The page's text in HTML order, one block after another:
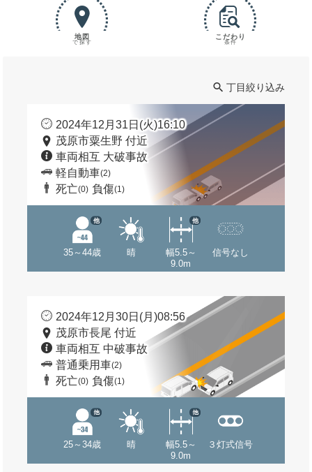
地図
で探す
こだわり
条件
丁目絞り込み
2024年12月31日(火)16:10
茂原市粟生野 付近
車両相互 大破事故
軽自動車(2)
死亡(0) 負傷(1)
35～44歳
他
晴
幅5.5～
9.0m
他
信号なし
2024年12月30日(月)08:56
茂原市長尾 付近
車両相互 中破事故
普通乗用車(2)
死亡(0) 負傷(1)
25～34歳
他
晴
幅5.5～
9.0m
他
３灯式信号